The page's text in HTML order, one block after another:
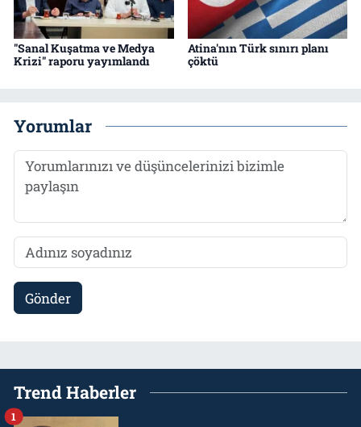
"Sanal Kuşatma ve Medya
Krizi" raporu yayımlandı
Atina'nın Türk sınırı planı
çöktü
Yorumlar
Gönder
Trend Haberler
1